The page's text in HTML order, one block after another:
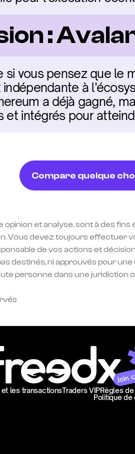
:
si vous pensez que le
à
a déjà gagné,
et intégrés pour
Compare quelque
opinion et analyse, sont à des
Vous devez toujours effectuer
de vos actions et
destinés, ni approuvés pour
personne dans une juridiction
Join
les transactionsTraders VIPRègles de
Politique